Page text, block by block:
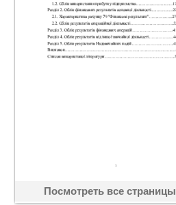
Посмотреть все страницы